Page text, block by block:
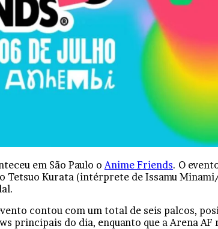
em São Paulo o Anime Friends. O
Kurata (intérprete de Issamu
contou com um total de seis palcos,
principais do dia, enquanto que a Arena